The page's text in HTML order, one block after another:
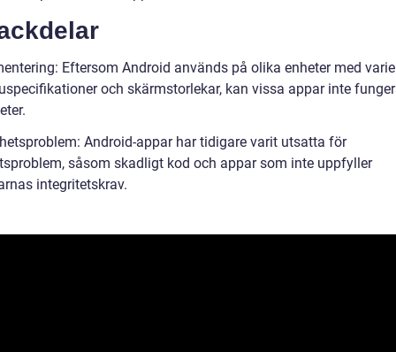
Eftersom Android används på olika enheter med
och skärmstorlekar, kan vissa appar inte
Android-appar har tidigare varit utsatta för
såsom skadligt kod och appar som inte uppfyller
integritetskrav.